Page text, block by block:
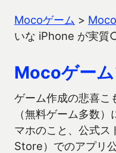
Mocoゲーム >
いな iPhone が実質
Mocoゲー
ゲーム作成の悲喜こ
（無料ゲーム多数
マホのこと、公式
Store）でのアプリ